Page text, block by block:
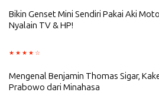
Bikin Genset Mini Sendiri Pakai Aki
Nyalain TV & HP!
Mengenal Benjamin Thomas Sigar,
Prabowo dari Minahasa